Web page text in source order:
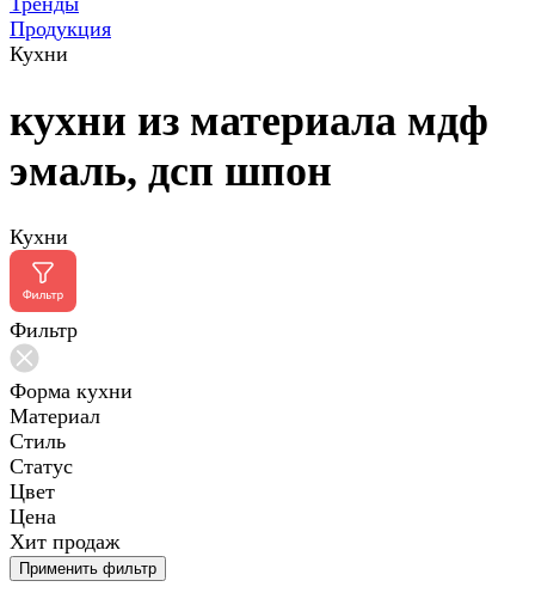
Продукция
Кухни
кухни из материала мдф
эмаль, дсп шпон
Кухни
Фильтр
Форма кухни
Материал
Стиль
Статус
Цвет
Цена
Хит продаж
Применить фильтр